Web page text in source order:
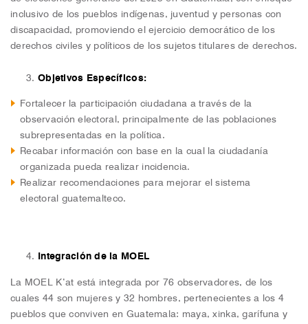
inclusivo de los pueblos indígenas, juventud y personas con
discapacidad, promoviendo el ejercicio democrático de los
derechos civiles y políticos de los sujetos titulares de derechos.
Objetivos Específicos:
Fortalecer la participación ciudadana a través de la
observación electoral, principalmente de las poblaciones
subrepresentadas en la política.
Recabar información con base en la cual la ciudadanía
organizada pueda realizar incidencia.
Realizar recomendaciones para mejorar el sistema
electoral guatemalteco.
Integración de la MOEL
La MOEL K’at está integrada por 76 observadores, de los
cuales 44 son mujeres y 32 hombres, pertenecientes a los 4
pueblos que conviven en Guatemala: maya, xinka, garífuna y